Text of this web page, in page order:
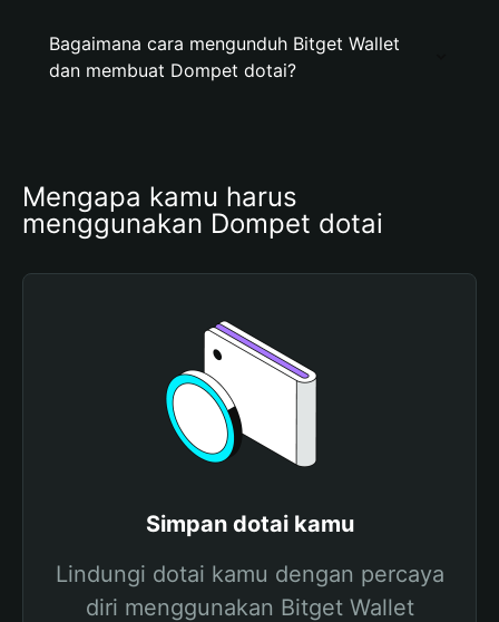
Bagaimana cara mengunduh Bitget Wallet
dan membuat Dompet dotai?
Mengapa kamu harus
menggunakan Dompet dotai
Simpan dotai kamu
Lindungi dotai kamu dengan percaya
diri menggunakan Bitget Wallet